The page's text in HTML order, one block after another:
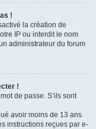
!
la création de
IP ou interdit le nom
administrateur du forum
!
de passe. S’ils sont
avoir moins de 13 ans
instructions reçues par e-